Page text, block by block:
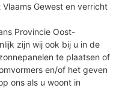
Gewest en verricht
Provincie Oost-
zijn wij ook bij u in de
te plaatsen of
en/of het geven
ons als u woont in